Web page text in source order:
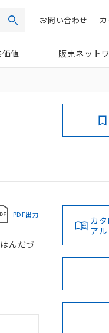
検索お問い合わせ
値 販売ネット
PDF出力
んだづ
カ
アル